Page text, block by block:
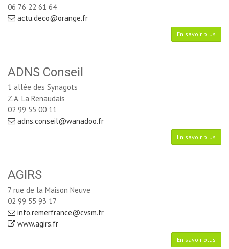
06 76 22 61 64
actu.deco@orange.fr
En savoir plus
ADNS Conseil
1 allée des Synagots
Z.A. La Renaudais
02 99 55 00 11
adns.conseil@wanadoo.fr
En savoir plus
AGIRS
7 rue de la Maison Neuve
02 99 55 93 17
info.remerfrance@cvsm.fr
www.agirs.fr
En savoir plus